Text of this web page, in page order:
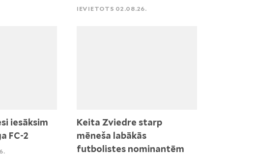
IEVIETOTS 02.08.26.
iesāksim
FC-2
Keita Zviedre starp
mēneša labākās
futbolistes nominantēm